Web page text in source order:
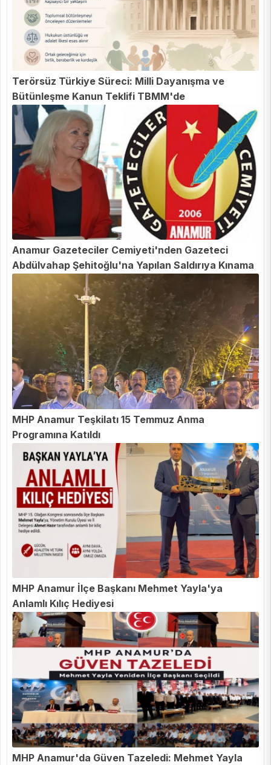
Terörsüz Türkiye Süreci: Milli Dayanışma ve
Bütünleşme Kanun Teklifi TBMM'de
Anamur Gazeteciler Cemiyeti'nden Gazeteci
Abdülvahap Şehitoğlu'na Yapılan Saldırıya Kınama
MHP Anamur Teşkilatı 15 Temmuz Anma
Programına Katıldı
MHP Anamur İlçe Başkanı Mehmet Yayla'ya
Anlamlı Kılıç Hediyesi
MHP Anamur'da Güven Tazeledi: Mehmet Yayla